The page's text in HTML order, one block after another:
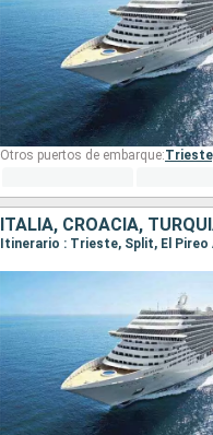
Otros puertos de embarque:
ITALIA, CROACIA,
Itinerario : Trieste, Split, El